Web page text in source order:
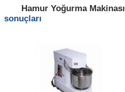
Hamur Yoğurma Makinası
sonuçları